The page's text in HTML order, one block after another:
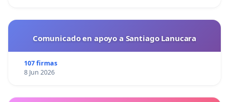
Comunicado en apoyo a Santiago Lanucara
107 firmas
8 Jun 2026